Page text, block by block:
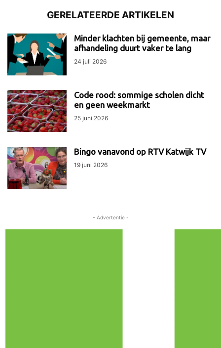
GERELATEERDE ARTIKELEN
Minder klachten bij gemeente, maar
afhandeling duurt vaker te lang
24 juli 2026
Code rood: sommige scholen dicht
en geen weekmarkt
25 juni 2026
Bingo vanavond op RTV Katwijk TV
19 juni 2026
- Advertentie -